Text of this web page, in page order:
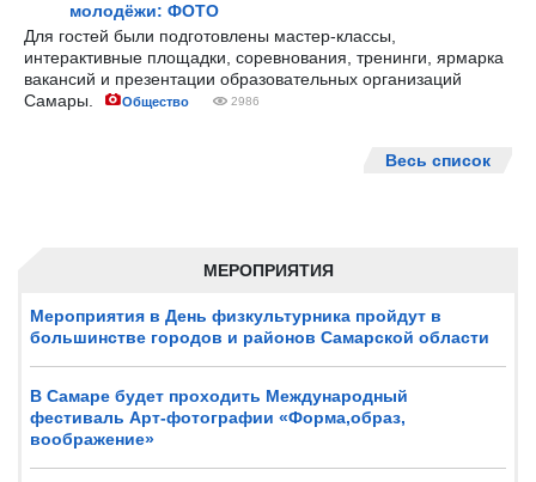
МЕРОПРИЯТИЯ
Мероприятия в День физкультурника пройдут в
большинстве городов и районов Самарской области
В Самаре будет проходить Международный
фестиваль Арт-фотографии «Форма,образ,
воображение»
молодёжи: ФОТО
Для гостей были подготовлены мастер-классы,
интерактивные площадки, соревнования, тренинги, ярмарка
вакансий и презентации образовательных организаций
Самары.
Общество 2986
Весь список